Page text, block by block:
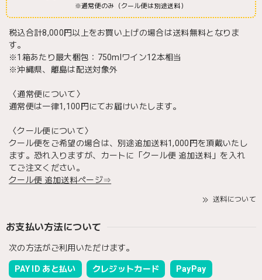
※通常便のみ（クール便は別途送料）
税込合計8,000円以上をお買い上げの場合は送料無料となりま
す。
※1箱あたり最大梱包：750mlワイン12本相当
※沖縄県、離島は配送対象外
〈通常便について〉
通常便は一律1,100円にてお届けいたします。
〈クール便について〉
クール便をご希望の場合は、別途追加送料1,000円を頂戴いたし
ます。恐れ入りますが、カートに「クール便 追加送料」を入れ
てご注文ください。
クール便 追加送料ページ⇒
送料について
お支払い方法について
次の方法がご利用いただけます。
PAY ID あと払い クレジットカード PayPay